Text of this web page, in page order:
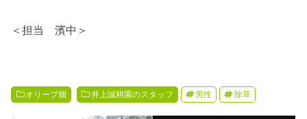
＜担当 濱中＞
オリーブ畑 井上誠耕園のスタッフ 男性 除草